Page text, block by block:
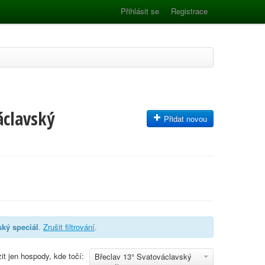
Přihlásit se Registrace
Přidat novou
speciál. Zrušit filtrování.
Břeclav 13° Svatováclavský
jen hospody, kde točí: